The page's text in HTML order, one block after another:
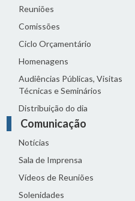
Reuniões
Comissões
Ciclo Orçamentário
Homenagens
Audiências Públicas, Visitas
Técnicas e Seminários
Distribuição do dia
Comunicação
Notícias
Sala de Imprensa
Vídeos de Reuniões
Solenidades